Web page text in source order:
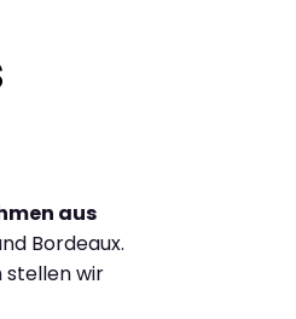
aus
Bordeaux.
stellen wir